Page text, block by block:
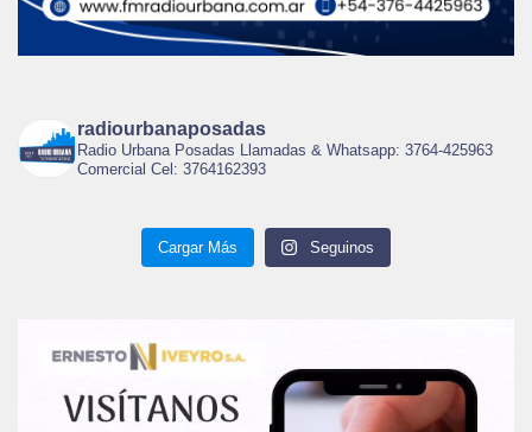
radiourbanaposadas
Radio Urbana Posadas Llamadas & Whatsapp: 3764-425963
Comercial Cel: 3764162393
Cargar Más Seguinos